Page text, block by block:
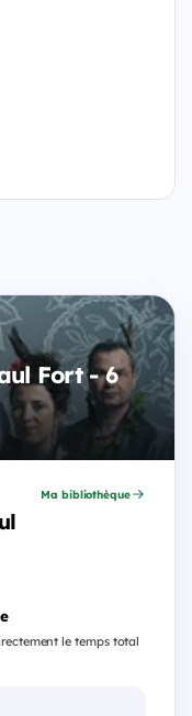
Fort - 6
Ma bibliothèque
le temps total